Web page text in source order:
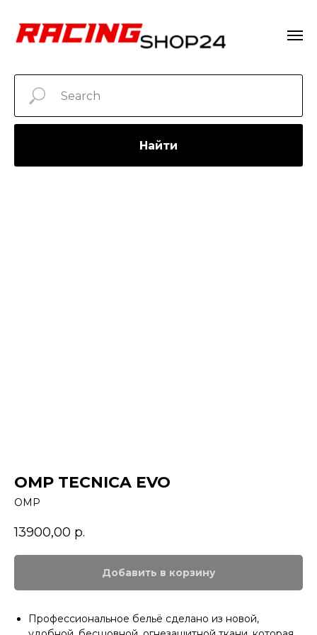
Найти
OMP TECNICA EVO
OMP
13900,00 р.
Добавить в корзину
Профессиональное бельё сделано из новой,